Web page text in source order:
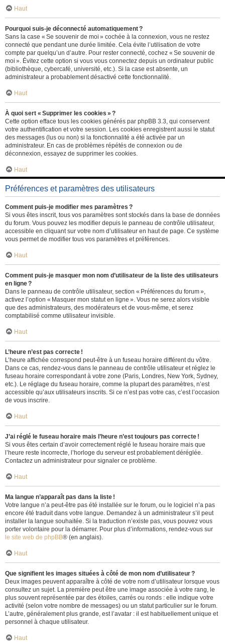
Haut
Pourquoi suis-je déconnecté automatiquement ?
Sans la case « Se souvenir de moi » cochée à la connexion, vous ne restez
connecté que pendant une durée limitée. Cela évite l’utilisation de votre
compte par quelqu’un d’autre. Pour rester connecté, cochez « Se souvenir de
moi ». Évitez cette option si vous vous connectez depuis un ordinateur public
(bibliothèque, cybercafé, université, etc.). Si la case est absente, un
administrateur a probablement désactivé cette fonctionnalité.
Haut
À quoi sert « Supprimer les cookies » ?
Cette option efface tous les cookies générés par phpBB 3.3, qui conservent
votre authentification et votre session. Les cookies enregistrent aussi le statut
des messages (lus ou non) si la fonctionnalité a été activée par un
administrateur. En cas de problèmes répétés de connexion ou de
déconnexion, essayez de supprimer les cookies.
Haut
Préférences et paramètres des utilisateurs
Comment puis-je modifier mes paramètres ?
Si vous êtes inscrit, tous vos paramètres sont stockés dans la base de données
du forum. Vous pouvez les modifier depuis le panneau de contrôle utilisateur,
accessible en cliquant sur votre nom d’utilisateur en haut de page. Ce système
vous permet de modifier tous vos paramètres et préférences.
Haut
Comment puis-je masquer mon nom d’utilisateur de la liste des utilisateurs
en ligne ?
Dans le panneau de contrôle utilisateur, section « Préférences du forum »,
activez l’option « Masquer mon statut en ligne ». Vous ne serez alors visible
que des administrateurs, des modérateurs et de vous-même, et serez
comptabilisé comme utilisateur invisible.
Haut
L’heure n’est pas correcte !
L’heure affichée correspond peut-être à un fuseau horaire différent du vôtre.
Dans ce cas, rendez-vous dans le panneau de contrôle utilisateur et réglez le
fuseau horaire correspondant à votre zone (Paris, Londres, New York, Sydney,
etc.). Le réglage du fuseau horaire, comme la plupart des paramètres, n’est
accessible qu’aux utilisateurs inscrits. Si ce n’est pas votre cas, c’est l’occasion
de vous inscrire.
Haut
J’ai réglé le fuseau horaire mais l’heure n’est toujours pas correcte !
Si vous êtes certain d’avoir correctement réglé le fuseau horaire mais que
l’heure reste incorrecte, l’horloge du serveur est probablement déréglée.
Contactez un administrateur pour signaler ce problème.
Haut
Ma langue n’apparaît pas dans la liste !
Votre langue n’a peut-être pas été installée sur le forum, ou le logiciel n’a pas
encore été traduit dans votre langue. Demandez à un administrateur s’il peut
installer la langue souhaitée. Si la traduction n’existe pas, vous pouvez vous
porter volontaire pour la démarrer. Pour plus d’informations, rendez-vous sur
le site web de phpBB® (en anglais).
Haut
Que signifient les images situées à côté de mon nom d’utilisateur ?
Deux images peuvent apparaître à côté de votre nom d’utilisateur lorsque vous
consultez un sujet. La première peut être une image associée à votre rang, le
plus souvent représentée par des étoiles, carrés ou ronds : elle indique votre
activité (selon votre nombre de messages) ou un statut particulier sur le forum.
L’autre, généralement plus grande, est l’avatar : il est habituellement unique et
personnel à chaque utilisateur.
Haut